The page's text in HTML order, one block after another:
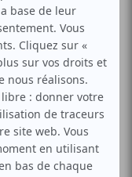
une offre promo
du Monde: